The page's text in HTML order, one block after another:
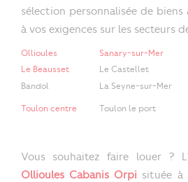
sélection personnalisée de
à vos exigences sur les secteurs
Ollioules Sanary-sur-Mer
Le Beausset
Le Castellet
Bandol
La Seyne-sur-Mer
Toulon centre Toulon le port
Vous souhaitez faire louer ? L'
Ollioules Cabanis Orpi située à